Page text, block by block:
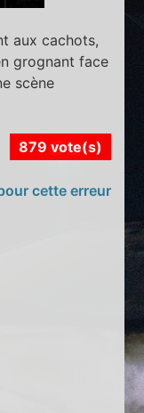
aux cachots,
grognant face
scène
879 vote(s)
cette erreur